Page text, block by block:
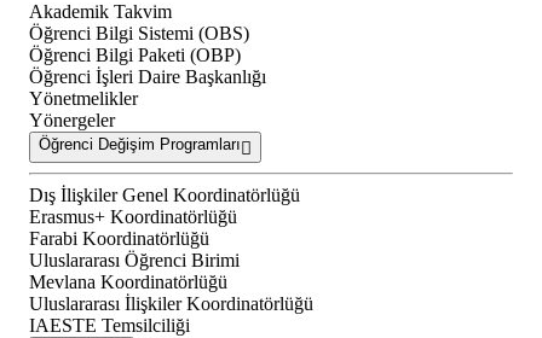
Akademik Takvim
Öğrenci Bilgi Sistemi (OBS)
Öğrenci Bilgi Paketi (OBP)
Öğrenci İşleri Daire Başkanlığı
Yönetmelikler
Yönergeler
Öğrenci Değişim Programları
Dış İlişkiler Genel Koordinatörlüğü
Erasmus+ Koordinatörlüğü
Farabi Koordinatörlüğü
Uluslararası Öğrenci Birimi
Mevlana Koordinatörlüğü
Uluslararası İlişkiler Koordinatörlüğü
IAESTE Temsilciliği